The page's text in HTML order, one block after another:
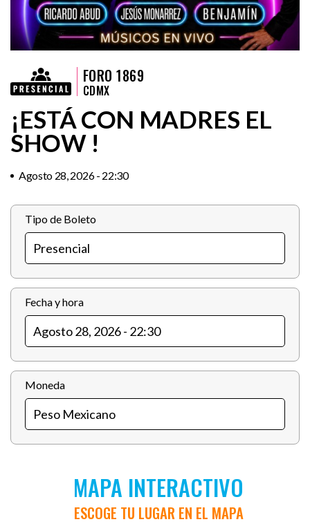
FORO 1869
CDMX
¡ESTÁ CON MADRES EL
SHOW !
Agosto 28, 2026 - 22:30
Tipo de Boleto
Fecha y hora
Moneda
MAPA INTERACTIVO
ESCOGE TU LUGAR EN EL MAPA